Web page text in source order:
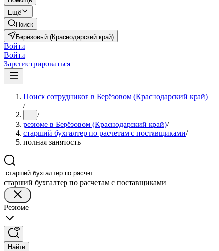
Ещё
Поиск
Берёзовый (Краснодарский край)
Войти
Войти
Зарегистрироваться
Поиск сотрудников в Берёзовом (Краснодарский край)
/
... /
резюме в Берёзовом (Краснодарский край)/
старший бухгалтер по расчетам с поставщиками/
полная занятость
старший бухгалтер по расчетам с поставщиками
Резюме
Найти